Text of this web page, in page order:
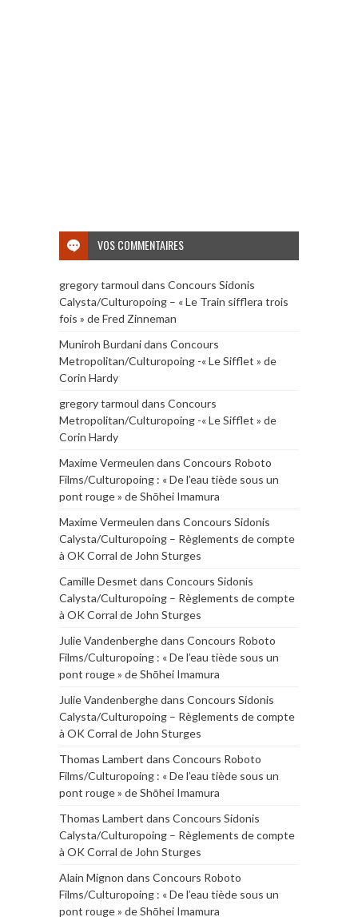
VOS COMMENTAIRES
gregory tarmoul dans Concours Sidonis
Calysta/Culturopoing – « Le Train sifflera trois
fois » de Fred Zinneman
Muniroh Burdanidans Concours
Metropolitan/Culturopoing -« Le Sifflet » de
Corin Hardy
gregory tarmoul dans Concours
Metropolitan/Culturopoing -« Le Sifflet » de
Corin Hardy
Maxime Vermeulen dans Concours Roboto
Films/Culturopoing : « De l’eau tiède sous un
pont rouge » de Shōhei Imamura
Maxime Vermeulen dans Concours Sidonis
Calysta/Culturopoing – Règlements de compte
à OK Corral de John Sturges
Camille Desmet dans Concours Sidonis
Calysta/Culturopoing – Règlements de compte
à OK Corral de John Sturges
Julie Vandenberghedans Concours Roboto
Films/Culturopoing : « De l’eau tiède sous un
pont rouge » de Shōhei Imamura
Julie Vandenberghedans Concours Sidonis
Calysta/Culturopoing – Règlements de compte
à OK Corral de John Sturges
Thomas Lambert dans Concours Roboto
Films/Culturopoing : « De l’eau tiède sous un
pont rouge » de Shōhei Imamura
Thomas Lambert dans Concours Sidonis
Calysta/Culturopoing – Règlements de compte
à OK Corral de John Sturges
Alain Mignon dans Concours Roboto
Films/Culturopoing : « De l’eau tiède sous un
pont rouge » de Shōhei Imamura